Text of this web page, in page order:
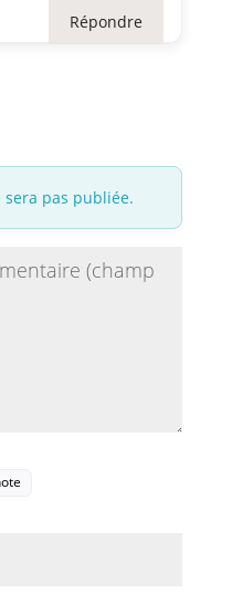
Répondre
pas publiée.